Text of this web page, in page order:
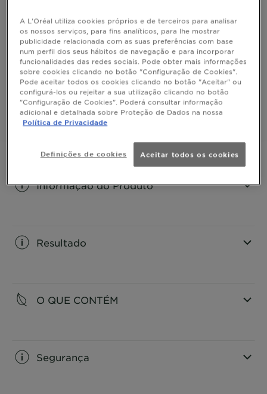
Fructis Amaciador Hidra Liso & Suave
Para cabelos difíceis de alisar.
TAMANHO 200ML
COMPRAR
Informação do Produto
Resultado
O QUE CONTÉM
Segurança
A L'Oréal utiliza cookies próprios e de terceiros para analisar
os nossos serviços, para fins analíticos, para lhe mostrar
publicidade relacionada com as suas preferências com base
num perfil dos seus hábitos de navegação e para incorporar
funcionalidades das redes sociais. Pode obter mais informações
sobre cookies clicando no botão "Configuração de Cookies".
Pode aceitar todos os cookies clicando no botão "Aceitar" ou
configurá-los ou rejeitar a sua utilização clicando no botão
"Configuração de Cookies". Poderá consultar informação
adicional e detalhada sobre Proteção de Dados na nossa
Política de Privacidade
Definições de cookies Aceitar todos os cookies